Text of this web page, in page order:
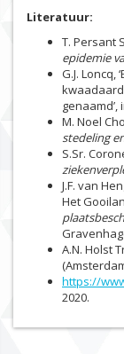
Literatuur:
T. Persant
epidemie
G.J.
genaamd’,
M. Noel
stedeling
S.Sr.
J.F. van
Het
A.N. Holst
https://
2020.